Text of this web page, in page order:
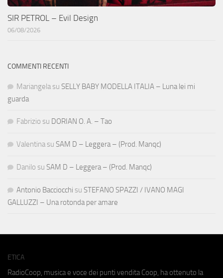
SIR PETROL – Evil Design
06/08/2026
COMMENTI RECENTI
Mariangela su SELLY BABY MODELLA ITALIA – Luna lei mi
guarda
Fabrizio su DORIAN O. A. – Tao
Valentina su SAM D – Leggera – (Prod. Manqc)
Danilo su SAM D – Leggera – (Prod. Manqc)
Antonio Bacciocchi su STEFANO SPAZZI / IVANO MAGI
GALLUZZI – Una rotonda per amare
ETICA
RadioCoop, musica e voce dei punti vendita Coop, ha ottenuto la